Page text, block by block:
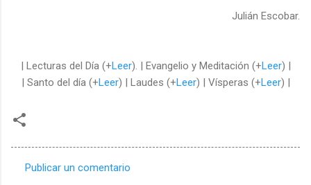
Julián Escobar.
| Lecturas del Día (+Leer). | Evangelio y Meditación (+Leer) |
| Santo del día (+Leer) | Laudes (+Leer) | Vísperas (+Leer) |
Publicar un comentario